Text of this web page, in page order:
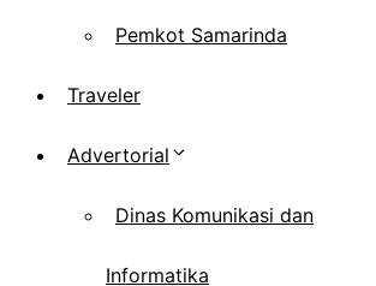
Pemkot Samarinda
Traveler
Advertorial
Dinas Komunikasi dan
Informatika